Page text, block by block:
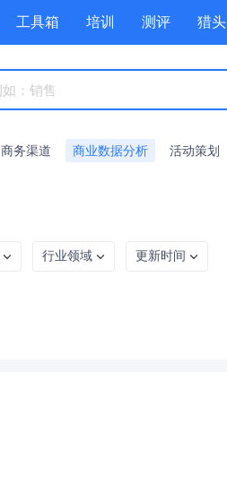
工具箱 培训 测评 猎头
商务渠道 商业数据分析 活动策划
行业领域 更新时间